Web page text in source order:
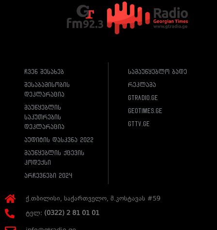
ჩვენ შესახებ
შესაბამისობის
დეკლარაცია
მაუწყებლის
საკუთრების
დეკლარაცია
აუდიტის დასკვნა 2022
მაუწყებლის ქცევის
კოდექსი
არჩევნები 2024
სამაუწყებლო ბადე
რეკლამა
gtradio.ge
geotimes.ge
gttv.ge
ქ.თბილისი, საქართველო, მ.კოსტავას #59
ტელ: (0322) 2 81 01 01